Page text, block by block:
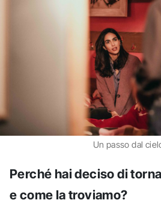
Un passo dal
Perché hai deciso di
e come la troviamo?